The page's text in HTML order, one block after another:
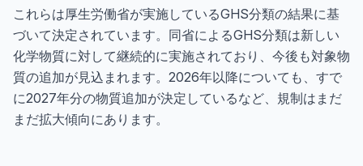
これらは厚生労働省が実施しているGHS分類の結果に基
づいて決定されています。同省によるGHS分類は新しい
化学物質に対して継続的に実施されており、今後も対象物
質の追加が見込まれます。2026年以降についても、すで
に2027年分の物質追加が決定しているなど、規制はまだ
まだ拡大傾向にあります。